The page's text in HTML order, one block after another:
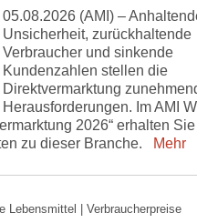
05.08.2026 (AMI) –
Unsicherheit, zurückhaltende
Verbraucher und sinkende
Kundenzahlen stellen die
Direktvermarktung
Herausforderungen. Im AMI
2026“ erhalten
zu dieser Branche.
Mehr
Lebensmittel | Verbraucherpreise